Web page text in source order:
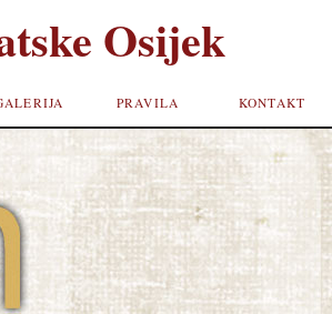
Osijek
PRAVILA KONTAKT